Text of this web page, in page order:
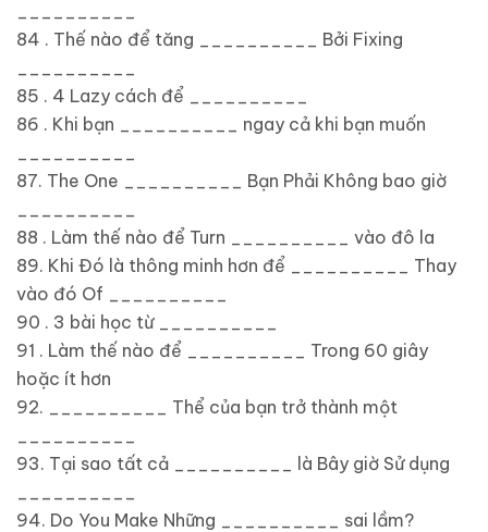
84 . Thế nào để tăng __________ Bởi Fixing
85 . 4 Lazy cách để __________
86 . Khi bạn __________ ngay cả khi bạn muốn
87. The One __________ Bạn Phải Không bao giờ
88 . Làm thế nào để Turn __________ vào đô la
89. Khi Đó là thông minh hơn để __________ Thay
vào đó Of __________
90 . 3 bài học từ __________
91 . Làm thế nào để __________ Trong 60 giây
hoặc ít hơn
92. __________ Thể của bạn trở thành một
93. Tại sao tất cả __________ là Bây giờ Sử dụng
94. Do You Make Những __________ sai lầm?